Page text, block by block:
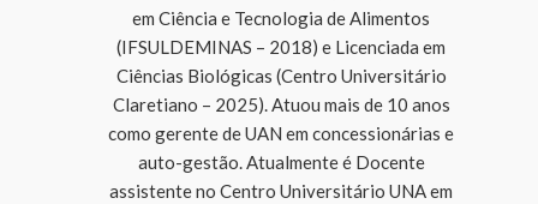
em Ciência e Tecnologia de Alimentos
(IFSULDEMINAS – 2018) e Licenciada em
Ciências Biológicas (Centro Universitário
Claretiano – 2025). Atuou mais de 10 anos
como gerente de UAN em concessionárias e
auto-gestão. Atualmente é Docente
assistente no Centro Universitário UNA em